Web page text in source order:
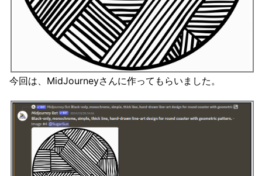
今回は、MidJourneyさんに作ってもらいました。